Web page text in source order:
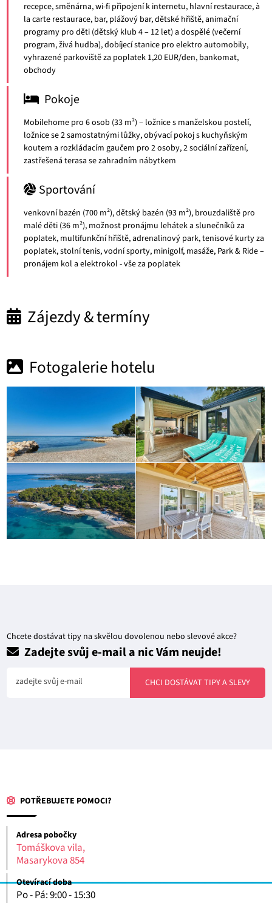
recepce, směnárna, wi-fi připojení k internetu, hlavní restaurace, à
la carte restaurace, bar, plážový bar, dětské hřiště, animační
programy pro děti (dětský klub 4 – 12 let) a dospělé (večerní
program, živá hudba), dobíjecí stanice pro elektro automobily,
vyhrazené parkoviště za poplatek 1,20 EUR/den, bankomat,
obchody
Pokoje
Mobilehome pro 6 osob (33 m²) – ložnice s manželskou postelí,
ložnice se 2 samostatnými lůžky, obývací pokoj s kuchyňským
koutem a rozkládacím gaučem pro 2 osoby, 2 sociální zařízení,
zastřešená terasa se zahradním nábytkem
Sportování
venkovní bazén (700 m²), dětský bazén (93 m²), brouzdaliště pro
malé děti (36 m²), možnost pronájmu lehátek a slunečníků za
poplatek, multifunkční hřiště, adrenalinový park, tenisové kurty za
poplatek, stolní tenis, vodní sporty, minigolf, masáže, Park & Ride –
pronájem kol a elektrokol - vše za poplatek
Zájezdy & termíny
Fotogalerie hotelu
Chcete dostávat tipy na skvělou dovolenou nebo slevové akce?
Zadejte svůj e-mail a nic Vám neujde!
zadejte svůj e-mail CHCI DOSTÁVAT TIPY A SLEVY
POTŘEBUJETE POMOCI?
Adresa pobočky
Tomáškova vila,
Masarykova 854
Otevírací doba
Po - Pá: 9:00 - 15:30